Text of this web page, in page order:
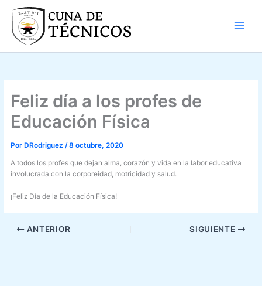
contenido
Feliz día a los profes de
Educación Física
Por DRodriguez/8 octubre, 2020
A todos los profes que dejan alma, corazón y vida en la labor educativa
involucrada con la corporeidad, motricidad y salud.
¡Feliz Día de la Educación Física!
ANTERIOR SIGUIENTE